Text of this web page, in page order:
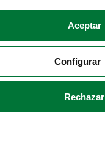
Aceptar
Configurar
Rechazar